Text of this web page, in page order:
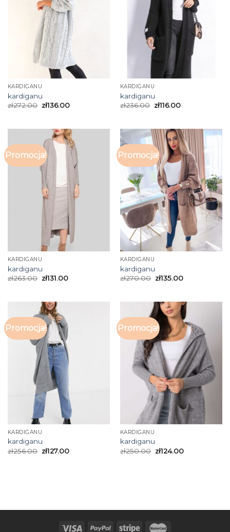
KARDIGANU
kardiganu
zł272.00 zł136.00
KARDIGANU
kardiganu
zł236.00 zł116.00
Promocja!
KARDIGANU
kardiganu
zł263.00 zł131.00
Promocja!
KARDIGANU
kardiganu
zł270.00 zł135.00
Promocja!
KARDIGANU
kardiganu
zł256.00 zł127.00
Promocja!
KARDIGANU
kardiganu
zł250.00 zł124.00